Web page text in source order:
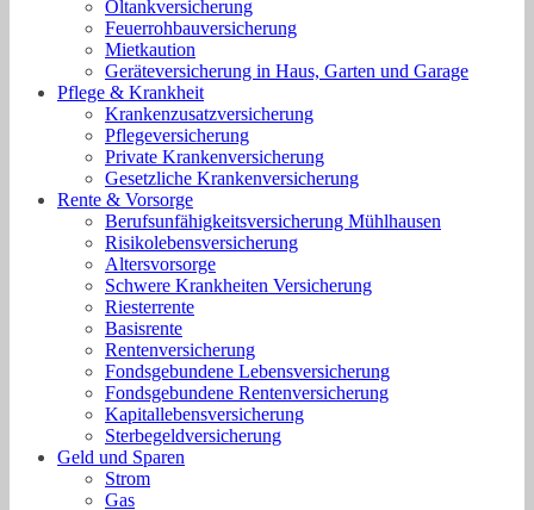
Öltankversicherung
Feuerrohbauversicherung
Mietkaution
Geräteversicherung in Haus, Garten und Garage
Pflege & Krankheit
Krankenzusatzversicherung
Pflegeversicherung
Private Krankenversicherung
Gesetzliche Krankenversicherung
Rente & Vorsorge
Berufs­unfähigkeitsversicherung Mühlhausen
Risikolebensversicherung
Altersvorsorge
Schwere Krankheiten Versicherung
Riesterrente
Basisrente
Rentenversicherung
Fondsgebundene Lebensversicherung
Fondsgebundene Rentenversicherung
Kapitallebensversicherung
Sterbegeldversicherung
Geld und Sparen
Strom
Gas